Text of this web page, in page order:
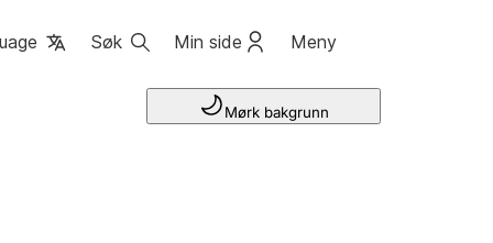
Søk Min side Meny
Mørk bakgrunn